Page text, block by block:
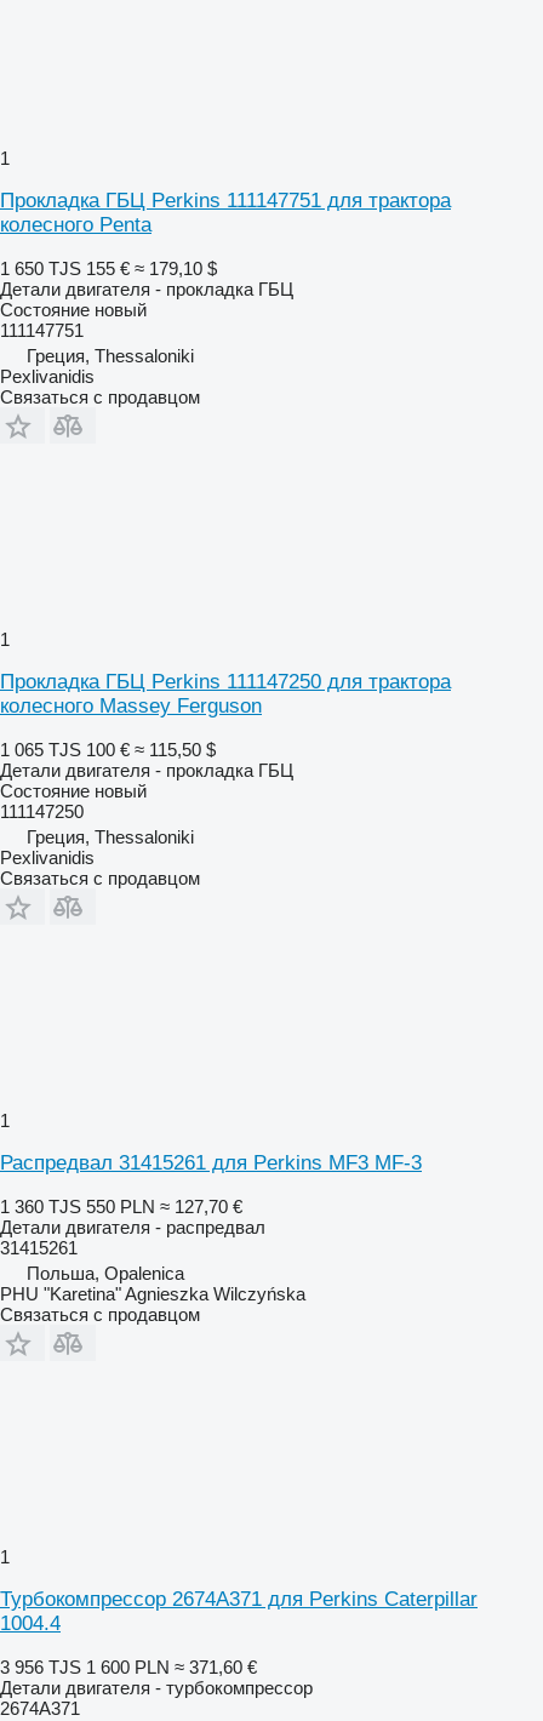
1
Прокладка ГБЦ Perkins 111147751 для трактора
колесного Penta
1 650 TJS 155 € ≈ 179,10 $
Детали двигателя - прокладка ГБЦ
Состояние новый
111147751
Греция, Thessaloniki
Pexlivanidis
Связаться с продавцом
1
Прокладка ГБЦ Perkins 111147250 для трактора
колесного Massey Ferguson
1 065 TJS 100 € ≈ 115,50 $
Детали двигателя - прокладка ГБЦ
Состояние новый
111147250
Греция, Thessaloniki
Pexlivanidis
Связаться с продавцом
1
Распредвал 31415261 для Perkins MF3 MF-3
1 360 TJS 550 PLN ≈ 127,70 €
Детали двигателя - распредвал
31415261
Польша, Opalenica
PHU "Karetina" Agnieszka Wilczyńska
Связаться с продавцом
1
Турбокомпрессор 2674A371 для Perkins Caterpillar
1004.4
3 956 TJS 1 600 PLN ≈ 371,60 €
Детали двигателя - турбокомпрессор
2674A371